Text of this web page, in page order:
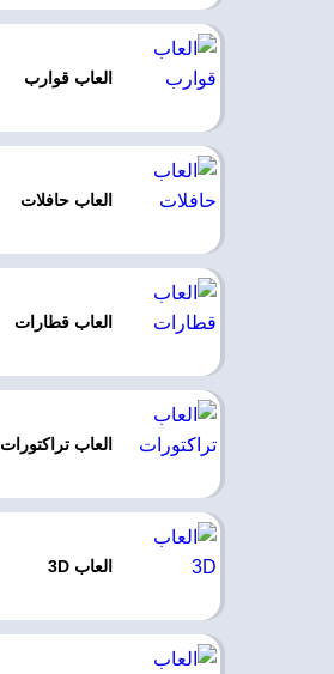
العاب قوارب
العاب حافلات
العاب قطارات
العاب تراكتورات
العاب 3D